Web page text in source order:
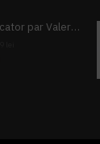
Pachet Uscator par Valera Action Super Plus + GRATUIT Sampon si gel de dus Tork